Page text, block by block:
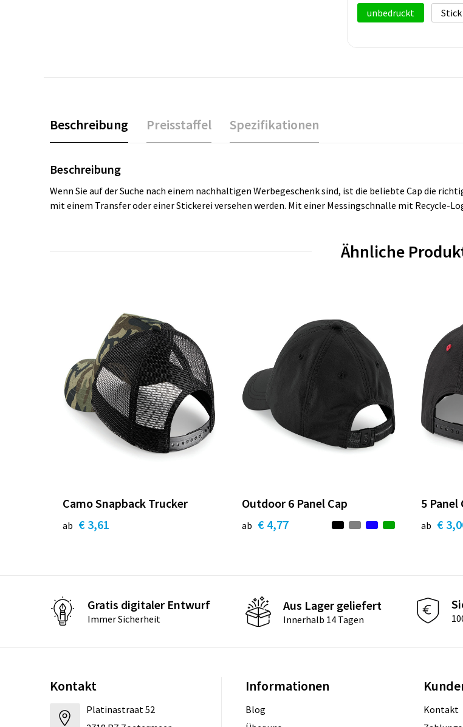
unbedruckt
Stick
Beschreibung Preisstaffel Spezifikationen
Beschreibung
Wenn Sie auf der Suche nach einem nachhaltigen Werbegeschenk sind, ist die beliebte Cap die
mit einem Transfer oder einer Stickerei versehen werden. Mit einer Messingschnalle mit Recycle-
Ähnliche
Camo Snapback Trucker
ab € 3,61
Outdoor 6 Panel Cap
ab € 4,77
5
ab €
Gratis digitaler Entwurf
Immer Sicherheit
Aus Lager geliefert
Innerhalb 14 Tagen
Kontakt
Platinastraat 52
Informationen
Blog
Kontakt